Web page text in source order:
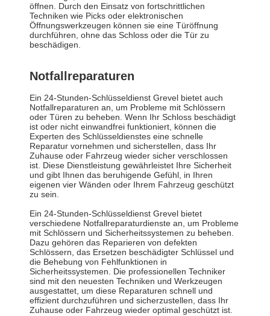
öffnen. Durch den Einsatz von fortschrittlichen
Techniken wie Picks oder elektronischen
Öffnungswerkzeugen können sie eine Türöffnung
durchführen, ohne das Schloss oder die Tür zu
beschädigen.
Notfallreparaturen
Ein 24-Stunden-Schlüsseldienst Grevel bietet auch
Notfallreparaturen an, um Probleme mit Schlössern
oder Türen zu beheben. Wenn Ihr Schloss beschädigt
ist oder nicht einwandfrei funktioniert, können die
Experten des Schlüsseldienstes eine schnelle
Reparatur vornehmen und sicherstellen, dass Ihr
Zuhause oder Fahrzeug wieder sicher verschlossen
ist. Diese Dienstleistung gewährleistet Ihre Sicherheit
und gibt Ihnen das beruhigende Gefühl, in Ihren
eigenen vier Wänden oder Ihrem Fahrzeug geschützt
zu sein.
Ein 24-Stunden-Schlüsseldienst Grevel bietet
verschiedene Notfallreparaturdienste an, um Probleme
mit Schlössern und Sicherheitssystemen zu beheben.
Dazu gehören das Reparieren von defekten
Schlössern, das Ersetzen beschädigter Schlüssel und
die Behebung von Fehlfunktionen in
Sicherheitssystemen. Die professionellen Techniker
sind mit den neuesten Techniken und Werkzeugen
ausgestattet, um diese Reparaturen schnell und
effizient durchzuführen und sicherzustellen, dass Ihr
Zuhause oder Fahrzeug wieder optimal geschützt ist.